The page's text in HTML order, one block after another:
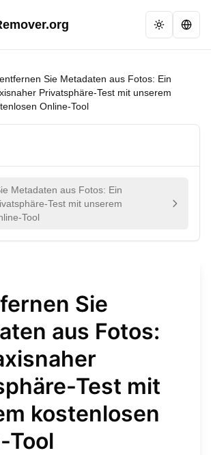
Sie Metadaten aus Fotos: Ein
Privatsphäre-Test mit unserem
Online-Tool
Metadaten aus Fotos: Ein
Test mit unserem
Tool
Sie
aus Fotos:
Test mit
kostenlosen
Tool